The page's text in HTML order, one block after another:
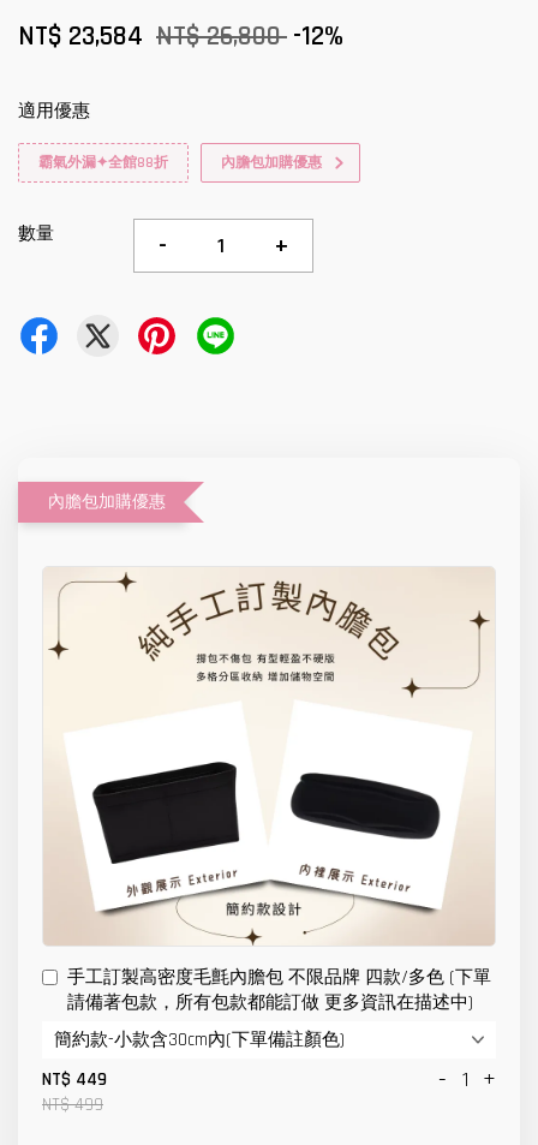
NT$ 23,584 NT$ 26,800 -12%
適用優惠
霸氣外漏✦全館88折 內膽包加購優惠
數量 - +
內膽包加購優惠
手工訂製高密度毛氈內膽包 不限品牌 四款/多色 (下單
請備著包款，所有包款都能訂做 更多資訊在描述中)
NT$ 449
NT$ 499
- +